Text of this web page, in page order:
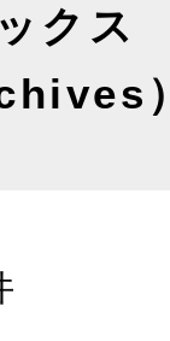
クス